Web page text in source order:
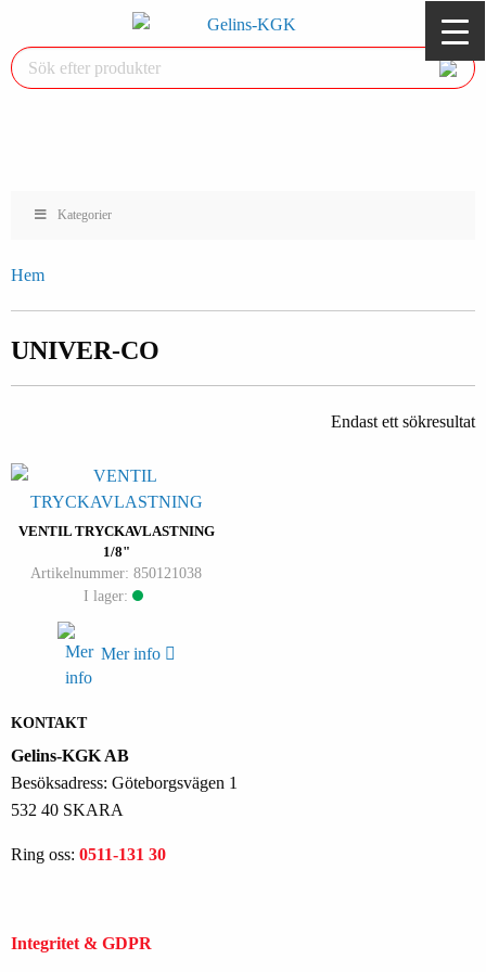
Kategorier
Hem
UNIVER-CO
Endast ett sökresultat
VENTIL TRYCKAVLASTNING
1/8"
Artikelnummer: 850121038
I lager:
Mer info
KONTAKT
Gelins-KGK AB
Besöksadress: Göteborgsvägen 1
532 40 SKARA
Ring oss: 0511-131 30
Integritet & GDPR